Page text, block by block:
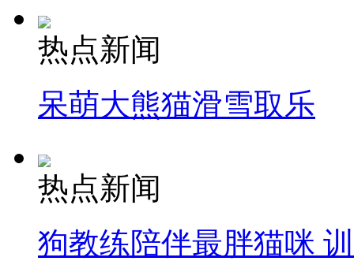
热点新闻
呆萌大熊猫滑雪取乐
热点新闻
狗教练陪伴最胖猫咪